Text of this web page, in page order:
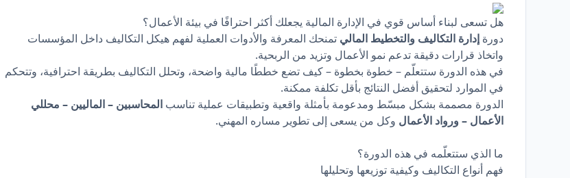
هل تسعى لبناء أساس قوي في الإدارة المالية يجعلك أكثر احترافًا في بيئة الأعمال؟
دورة إدارة التكاليف والتخطيط المالي تمنحك المعرفة والأدوات العملية لفهم هيكل التكاليف داخل المؤسسات
واتخاذ قرارات دقيقة تدعم نمو الأعمال وتزيد من الربحية.
في هذه الدورة ستتعلّم – خطوة بخطوة – كيف تضع خططًا مالية واضحة، وتحلل التكاليف بطريقة احترافية، وتتحكم
في الموارد لتحقيق أفضل النتائج بأقل تكلفة ممكنة.
الدورة مصممة بشكل مبسّط ومدعومة بأمثلة واقعية وتطبيقات عملية تناسب المحاسبين – الماليين – محللي
الأعمال – ورواد الأعمال وكل من يسعى إلى تطوير مساره المهني.
ما الذي ستتعلّمه في هذه الدورة؟
فهم أنواع التكاليف وكيفية توزيعها وتحليلها